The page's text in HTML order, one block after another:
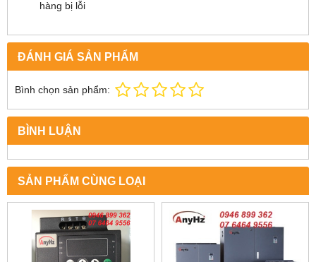
hàng bị lỗi
ĐÁNH GIÁ SẢN PHẨM
Bình chọn sản phẩm:
BÌNH LUẬN
SẢN PHẨM CÙNG LOẠI